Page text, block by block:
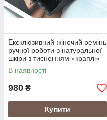
Ексклюзивний жіночий ремінь
ручної роботи з натуральної
шкіри з тисненням «краплі»
(чорний)
В наявності
980 ₴
Купити